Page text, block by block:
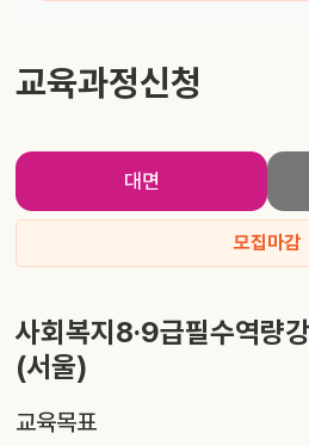
교육과정신청
대면
모집마감
사회복지8·9급필수역량
(서울)
교육목표